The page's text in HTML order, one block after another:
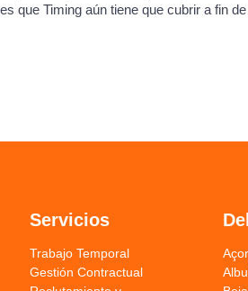
que Timing aún tiene que cubrir a fin
Servicios
Trabajo Temporal
Gestión Contractual